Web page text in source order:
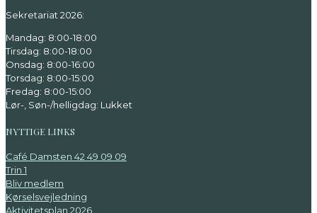
Sekretariat 2026:
Mandag: 8:00-18:00
Tirsdag: 8:00-18:00
Onsdag: 8:00-16:00
Torsdag: 8:00-15:00
Fredag: 8:00-15:00
Lør-, Søn-/helligdag: Lukket
NYTTIGE LINKS
Café Damsten 42 49 09 09
Trin 1
Bliv medlem
Kørselsvejledning
Aktivitetsplan 2026